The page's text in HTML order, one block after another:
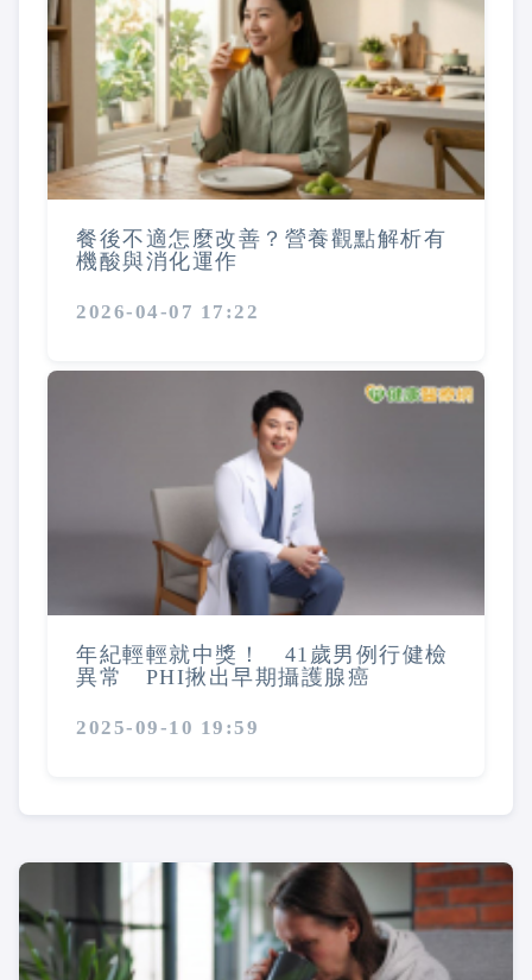
餐後不適怎麼改善？營養觀點解析有
機酸與消化運作
2026-04-07 17:22
年紀輕輕就中獎！ 41歲男例行健檢
異常 PHI揪出早期攝護腺癌
2025-09-10 19:59